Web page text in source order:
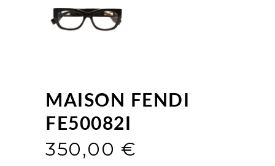
MAISON FENDI
FE50082I
350,00 €